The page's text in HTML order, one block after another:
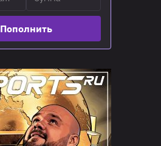
Пополнить